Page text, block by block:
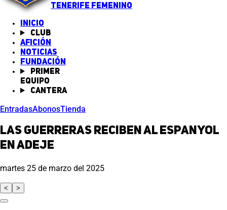
TENERIFE FEMENINO
INICIO
Club
Afición
Noticias
Fundación
Primer
equipo
Cantera
EntradasAbonosTienda
Las guerreras reciben al Espanyol
en Adeje
martes 25 de marzo del 2025
< >